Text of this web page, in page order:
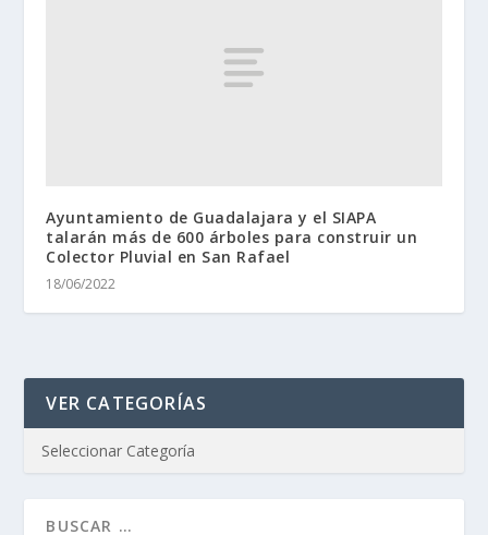
Ayuntamiento de Guadalajara y el SIAPA
talarán más de 600 árboles para construir un
Colector Pluvial en San Rafael
18/06/2022
VER CATEGORÍAS